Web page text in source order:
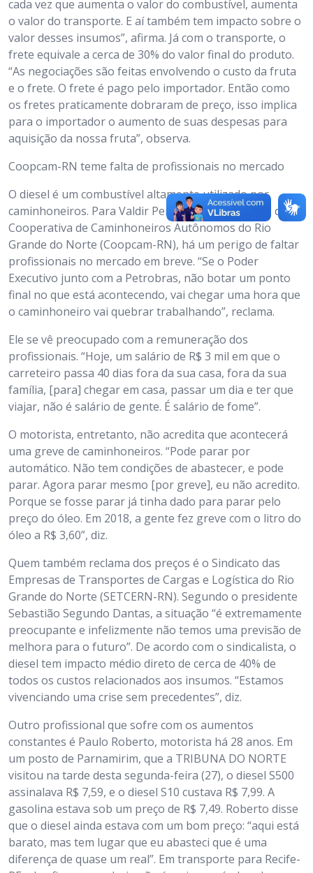
cada vez que aumenta o valor do combustível, aumenta
o valor do transporte. E aí também tem impacto sobre o
valor desses insumos”, afirma. Já com o transporte, o
frete equivale a cerca de 30% do valor final do produto.
“As negociações são feitas envolvendo o custo da fruta
e o frete. O frete é pago pelo importador. Então como
os fretes praticamente dobraram de preço, isso implica
para o importador o aumento de suas despesas para
aquisição da nossa fruta”, observa.
Coopcam-RN teme falta de profissionais no mercado
O diesel é um combustível altamente utilizado por
caminhoneiros. Para Valdir Pereira, representante da
Cooperativa de Caminhoneiros Autônomos do Rio
Grande do Norte (Coopcam-RN), há um perigo de faltar
profissionais no mercado em breve. “Se o Poder
Executivo junto com a Petrobras, não botar um ponto
final no que está acontecendo, vai chegar uma hora que
o caminhoneiro vai quebrar trabalhando”, reclama.
Ele se vê preocupado com a remuneração dos
profissionais. “Hoje, um salário de R$ 3 mil em que o
carreteiro passa 40 dias fora da sua casa, fora da sua
família, [para] chegar em casa, passar um dia e ter que
viajar, não é salário de gente. É salário de fome”.
O motorista, entretanto, não acredita que acontecerá
uma greve de caminhoneiros. “Pode parar por
automático. Não tem condições de abastecer, e pode
parar. Agora parar mesmo [por greve], eu não acredito.
Porque se fosse parar já tinha dado para parar pelo
preço do óleo. Em 2018, a gente fez greve com o litro do
óleo a R$ 3,60”, diz.
Quem também reclama dos preços é o Sindicato das
Empresas de Transportes de Cargas e Logística do Rio
Grande do Norte (SETCERN-RN). Segundo o presidente
Sebastião Segundo Dantas, a situação “é extremamente
preocupante e infelizmente não temos uma previsão de
melhora para o futuro”. De acordo com o sindicalista, o
diesel tem impacto médio direto de cerca de 40% de
todos os custos relacionados aos insumos. “Estamos
vivenciando uma crise sem precedentes”, diz.
Outro profissional que sofre com os aumentos
constantes é Paulo Roberto, motorista há 28 anos. Em
um posto de Parnamirim, que a TRIBUNA DO NORTE
visitou na tarde desta segunda-feira (27), o diesel S500
assinalava R$ 7,59, e o diesel S10 custava R$ 7,99. A
gasolina estava sob um preço de R$ 7,49. Roberto disse
que o diesel ainda estava com um bom preço: “aqui está
barato, mas tem lugar que eu abasteci que é uma
diferença de quase um real”. Em transporte para Recife-